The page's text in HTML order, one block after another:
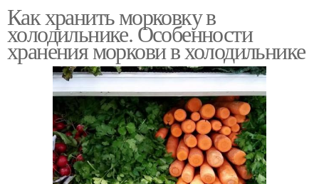
Как хранить морковку в
холодильнике. Особенности
хранения моркови в холодильнике